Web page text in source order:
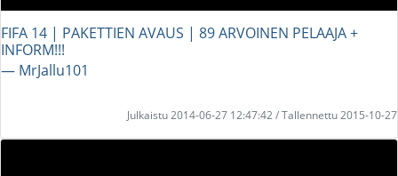
FIFA 14 | PAKETTIEN AVAUS | 89 ARVOINEN PELAAJA +
INFORM!!!
― MrJallu101
Julkaistu 2014-06-27 12:47:42 / Tallennettu 2015-10-27